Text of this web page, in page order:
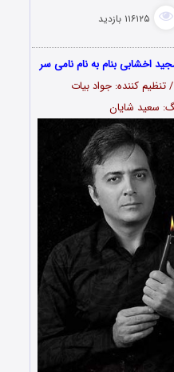
۱۱۶۱۲۵ بازدید
اخشابی بنام به نام نامی سر
کننده: جواد بیات
سعید شایان